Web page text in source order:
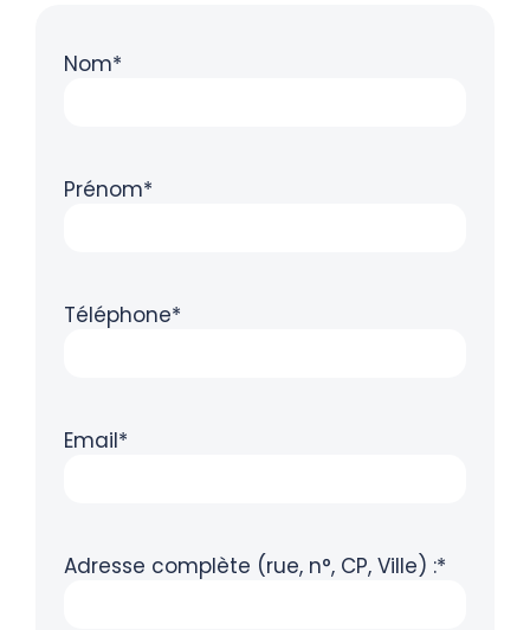
Nom*
Prénom*
Téléphone*
Email*
Adresse complète (rue, n°, CP, Ville) :*